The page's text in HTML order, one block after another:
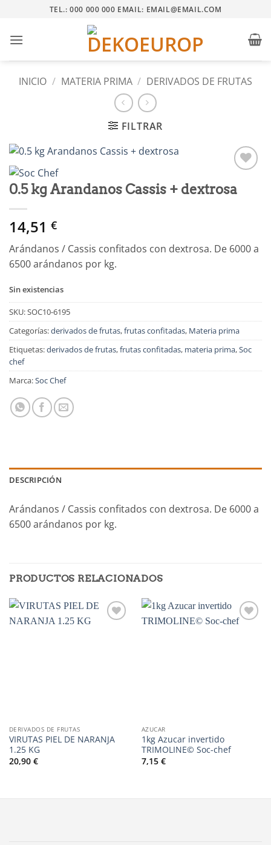
contenido
TEL.: 000 000 000 EMAIL: EMAIL@EMAIL.COM
INICIO / MATERIA PRIMA / DERIVADOS DE FRUTAS
FILTRAR
a la
0.5 kg Arandanos Cassis + dextrosa
14,51 €
Arándanos / Cassis confitados con dextrosa. De 6000 a
6500 arándanos por kg.
Sin existencias
SKU:SOC10-6195
Categorías:derivados de frutas,frutas confitadas, Materia prima
Etiquetas:derivados de frutas,frutas confitadas, materia prima,Soc
chef
Marca:Soc Chef
DESCRIPCIÓN
Arándanos / Cassis confitados con dextrosa. De 6000 a
6500 arándanos por kg.
PRODUCTOS RELACIONADOS
DERIVADOS DE FRUTAS
VIRUTAS PIEL DE NARANJA
1.25 KG
20,90 €
AZUCAR
1kg Azucar invertido
TRIMOLINE© Soc-chef
7,15 €